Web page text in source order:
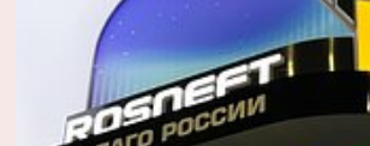
«Роснефти»
в
обеспечении
топливом
социально
значимых
объектов